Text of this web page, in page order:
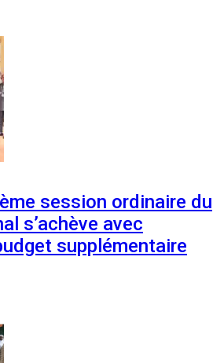
session ordinaire du
s’achève avec
supplémentaire